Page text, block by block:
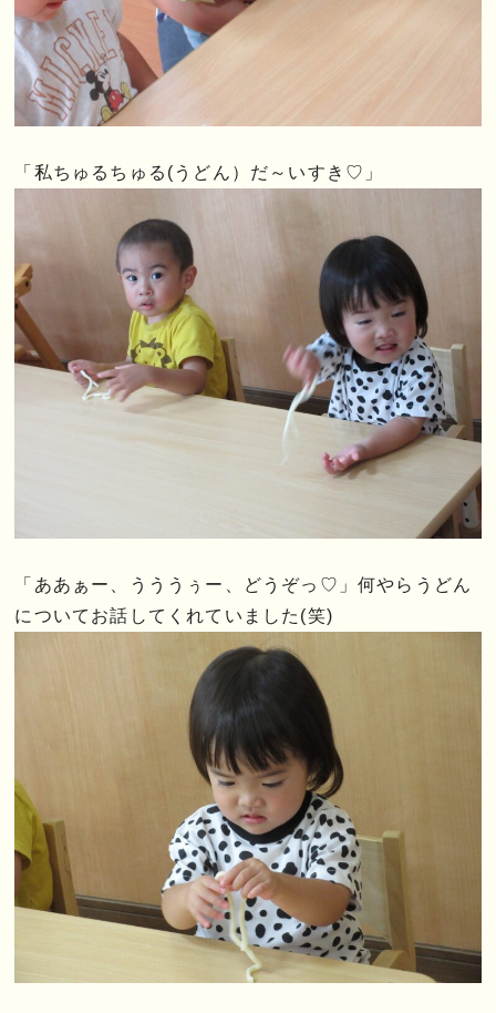
「私ちゅるちゅる(うどん）だ～いすき♡」
「ああぁー、うううぅー、どうぞっ♡」何やらうどん
についてお話してくれていました(笑)